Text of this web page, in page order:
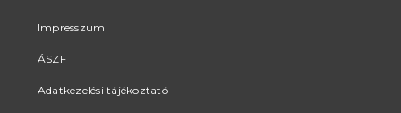
Impresszum
ÁSZF
Adatkezelési tájékoztató